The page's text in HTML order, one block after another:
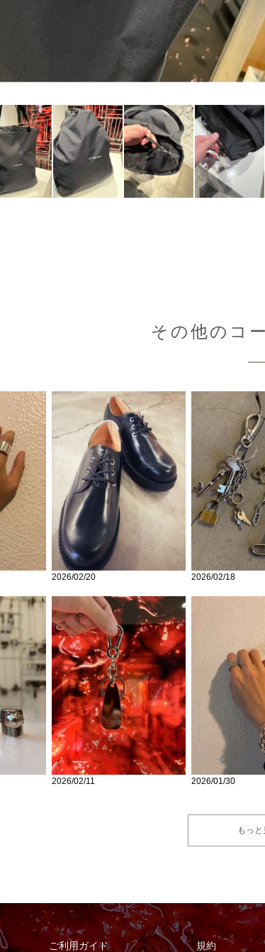
その他のコ
2026/02/20 2026/02/18
2026/02/11 2026/01/30
もっと
ご利用ガイド 規約